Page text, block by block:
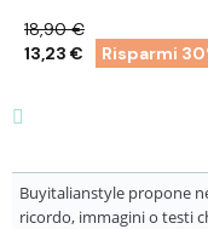
18,90 €
13,23 €
Risparmi
Buyitalianstyle propone
ricordo, immagini o testi